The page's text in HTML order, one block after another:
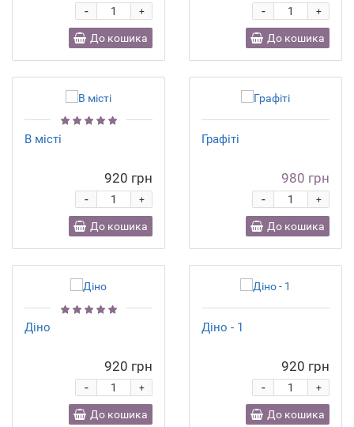
+
-
До кошика
+
-
До кошика
В місті
920 грн
+
-
До кошика
Графіті
980 грн
+
-
До кошика
Діно
920 грн
+
-
До кошика
Діно - 1
920 грн
+
-
До кошика